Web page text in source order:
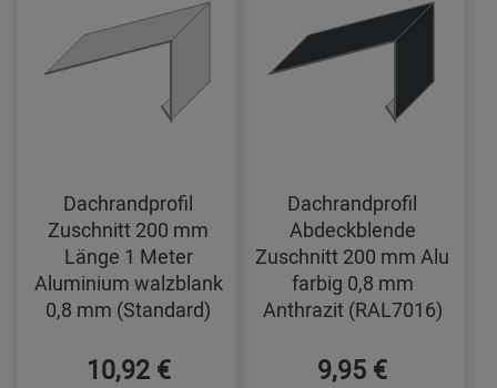
Dachrandprofil
Zuschnitt 200 mm
Länge 1 Meter
Aluminium walzblank
0,8 mm (Standard)
10,92 €
Dachrandprofil
Abdeckblende
Zuschnitt 200 mm Alu
farbig 0,8 mm
Anthrazit (RAL7016)
9,95 €